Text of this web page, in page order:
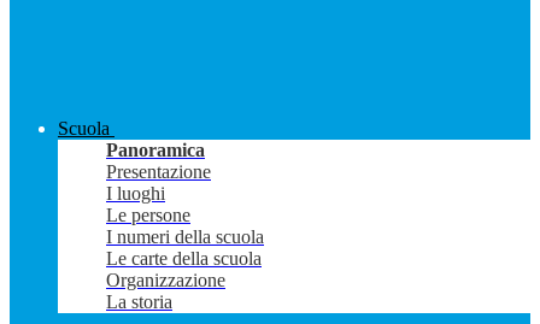
Scuola
Panoramica
Presentazione
I luoghi
Le persone
I numeri della scuola
Le carte della scuola
Organizzazione
La storia